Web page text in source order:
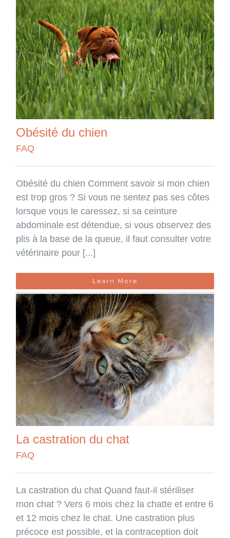
Obésité du chien
FAQ
Obésité du chien Comment savoir si mon chien
est trop gros ? Si vous ne sentez pas ses côtes
lorsque vous le caressez, si sa ceinture
abdominale est détendue, si vous observez des
plis à la base de la queue, il faut consulter votre
vétérinaire pour [...]
Learn More
La castration du chat
FAQ
La castration du chat Quand faut-il stériliser
mon chat ? Vers 6 mois chez la chatte et entre 6
et 12 mois chez le chat. Une castration plus
précoce est possible, et la contraception doit